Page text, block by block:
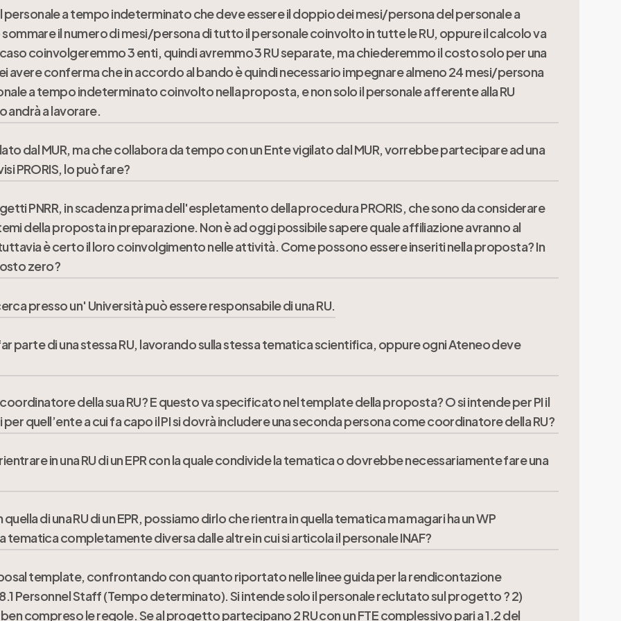
degli Avvisi le spese ammissibili per le attività previste nell’ambito del progetto sono spese di
in cui sono impiegati nel progetto ai sensi dei regolamenti interni delle Istituzioni/Enti di
a tempo indeterminato che deve essere il doppio dei mesi/persona del personale a
il numero di mesi/persona di tutto il personale coinvolto in tutte le RU, oppure il calcolo va
coinvolgeremmo 3 enti, quindi avremmo 3 RU separate, ma chiederemmo il costo solo per una
avere conferma che in accordo al bando è quindi necessario impegnare almeno 24 mesi/persona
a tempo indeterminato coinvolto nella proposta, e non solo il personale afferente alla RU
andrà a lavorare.
del personale TI coinvolto nel progetto
dal MUR, ma che collabora da tempo con un Ente vigilato dal MUR, vorrebbe partecipare ad una
PRORIS, lo può fare?
vigilato dal MUR
PNRR, in scadenza prima dell'espletamento della procedura PRORIS, che sono da considerare
della proposta in preparazione. Non è ad oggi possibile sapere quale affiliazione avranno al
è certo il loro coinvolgimento nelle attività. Come possono essere inseriti nella proposta? In
zero?
in accordo con i regolamenti interni dell’Ente/Istitutzione. Per gli esperti a costo zero si
presso un' Università può essere responsabile di una RU.
parte di una stessa RU, lavorando sulla stessa tematica scientifica, oppure ogni Ateneo deve
Unit (RU) composte ciascuna da personale di un’unica Istituzione/Ente. Articolo 5 comma 1.”
della sua RU? E questo va specificato nel template della proposta? O si intende per PI il
quell’ente a cui fa capo il PI si dovrà includere una seconda persona come coordinatore della RU?
responsabile della RU capofila (art. 5 comma 1 del bando) e che comunque ne sia facente
in una RU di un EPR con la quale condivide la tematica o dovrebbe necessariamente fare una
degli enti pubblici di ricerca, sia a tempo indeterminato che a tempo determinato, e il personale
di una RU di un EPR, possiamo dirlo che rientra in quella tematica ma magari ha un WP
completamente diversa dalle altre in cui si articola il personale INAF?
Il team di progetto deve essere diviso in Research Unit composte ciascuna da personale di un
la la transdisciplinarità tra le RU.
template, confrontando con quanto riportato nelle linee guida per la rendicontazione
Personnel Staff (Tempo determinato). Si intende solo il personale reclutato sul progetto ? 2)
compreso le regole. Se al progetto partecipano 2 RU con un FTE complessivo pari a 1.2 del